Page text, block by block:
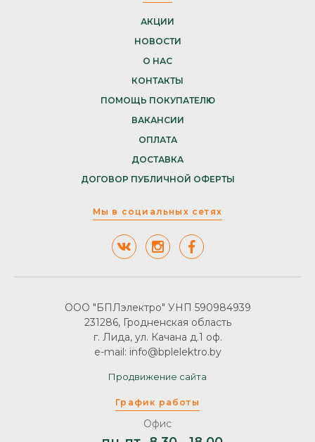
АКЦИИ
НОВОСТИ
О НАС
КОНТАКТЫ
ПОМОЩЬ ПОКУПАТЕЛЮ
ВАКАНСИИ
ОПЛАТА
ДОСТАВКА
ДОГОВОР ПУБЛИЧНОЙ ОФЕРТЫ
Мы в социальных сетях
График работы
Офис
ООО "БПЛэлектро" УНП 590984939
231286, Гродненская область
г. Лида, ул. Качана д.1 оф.
e-mail: info@bplelektro.by
Продвижение сайта